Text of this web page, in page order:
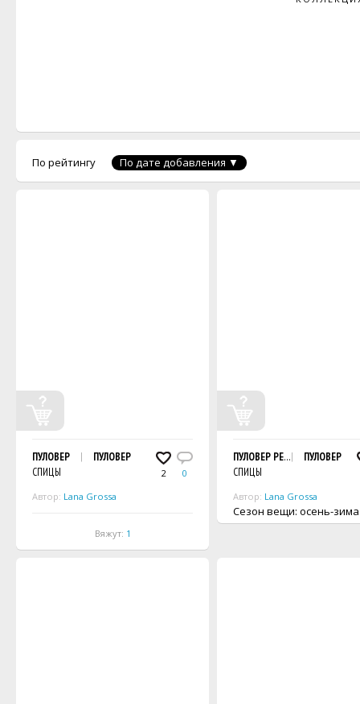
По рейтингу По дате добавления ▼
2 0
ПУЛОВЕР
ПУЛОВЕР
СПИЦЫ
Автор: Lana Grossa
Вяжут: 1
ПУЛОВЕР РЕГЛАН ПУЛОВЕР
СПИЦЫ
Автор: Lana Grossa
Сезон вещи: осень-зима